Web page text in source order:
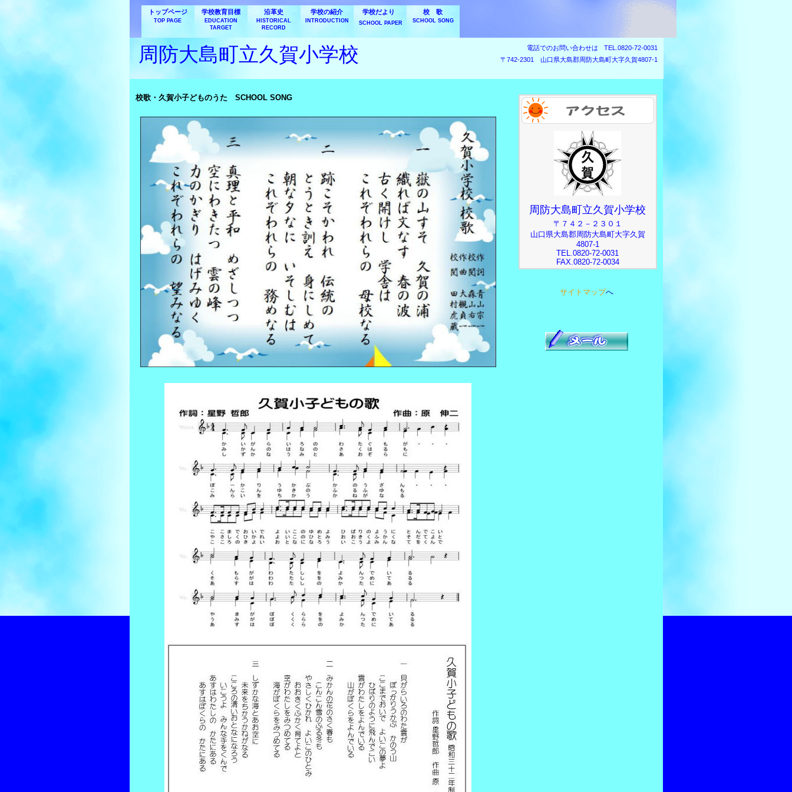
周防大島町立久賀小学校 電話でのお問い合わせは
TEL.0820-72-0031
〒742-2301 山口県大島郡周防大島町大字久賀4807-1
校歌・久賀小子どものうた SCHOOL SONG
トップページ
TOP PAGE
学校教育目標
EDUCATION
TARGET
沿革史
HISTORICAL
RECORD
学校の紹介
INTRODUCTION
学校だより
SCHOOL PAPER
校 歌
SCHOOL SONG
周防大島町立久賀小学校
〒７４２－２３０１
山口県大島郡周防大島町大字久賀
4807-1
TEL.0820-72-0031
FAX.0820-72-0034
サイトマップへ